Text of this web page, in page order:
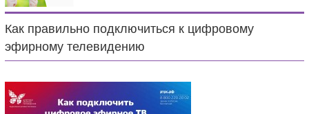
Как правильно подключиться к цифровому
эфирному телевидению